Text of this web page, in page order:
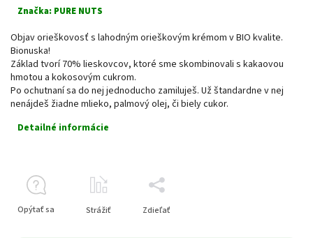
Značka: PURE NUTS
Objav orieškovosť s lahodným orieškovým krémom v BIO kvalite.
Bionuska!
Základ tvorí 70% lieskovcov, ktoré sme skombinovali s kakaovou
hmotou a kokosovým cukrom.
Po ochutnaní sa do nej jednoducho zamiluješ. Už štandardne v nej
nenájdeš žiadne mlieko, palmový olej, či biely cukor.
Detailné informácie
Opýtať sa Strážiť Zdieľať